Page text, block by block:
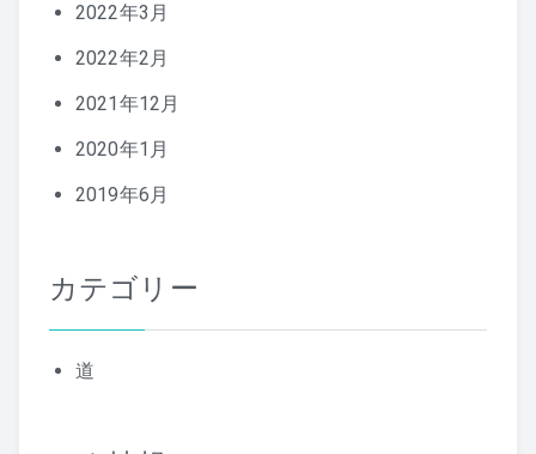
2022年3月
2022年2月
2021年12月
2020年1月
2019年6月
カテゴリー
道